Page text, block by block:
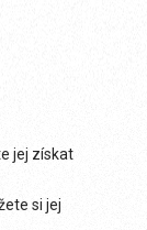
jej získat
si jej